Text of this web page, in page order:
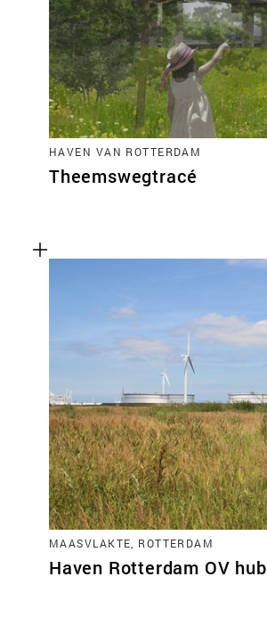
HAVEN VAN ROTTERDAM
Theemswegtracé
MAASVLAKTE, ROTTERDAM
Haven Rotterdam OV hub